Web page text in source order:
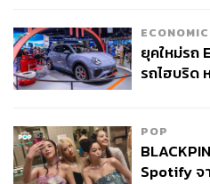
TAGS: การรถไฟแห่งประเทศไทย
The One Ratchada
ECONOMIC
ยุคใหม่รถ
รถไฮบริด
POP
Spotify จ